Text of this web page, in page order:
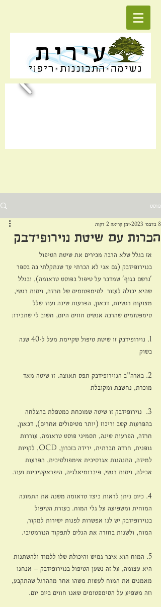
פוסט
הכרות עם שיטת נוירופידבק
8 בדצמ׳ 2023 זמן קריאה 2 דקות
אז בגלל שלא הרבה מכירים את שיטת הטיפול
בנוירופידבק (גם אני לא הכרתי עד שנתקלתי בה בספר
'נרשם בגוף' שמדבר על טיפול בפוסט טראומה), ובגלל
שהיא יכולה לעזור  לסימפטומים של חרדה, ויסות רגשי,
מצוקות רגשיות, דכאון, הפרעות שינה ועוד שלל
סימפטומים שהרבה אנשים חווים היום, חשוב לי שתכירו:
1. נוירופידבק זו שיטת טיפול שקיימת מעל ל-40 שנה
בשוק
2. בארה"ב הנוירופידבק תפס תאוצה. זו שיטה מאד
מוכרת, נחשבת ומקובלת
3.  נוירופידבק זו שיטה שמוכחת כמטפלת בהצלחה
בהפרעות קשב וריכוז (יותר מטיפולים אחרים), דכאון,
חרדה, הפרעות שינה, תסמיני פוסט טראומה, עוררות
גופנית, חרדה חברתית, ירידה בזכרון, OCD, לקויות
למידה, התנהגות אגרסיבית אימפולסיבית, הפרעות
אכילה, ויסות רגשי, פיברומיאלגיה, היפראקטיביות ועוד.
4. כיום ניתן לראות כיצד טראומה משנה את התמונה
המוחית ומשפיעה על גלי המוח. בעזרת הטיפול
בנוירופידבק יש לנו אפשרות לפנות ישירות למקור,
המוח, ולשנות בחזרה את הגלים לתפקוד הנורמטיבי.
5. המוח הוא איבר גמיש והיכולת שלו ללמוד ולהשתנות
היא עצומה, על זה נשען הטיפול בנוירופידבק – אנחנו
מאמנים את המוח לעשות משהו אחר מההרגל שהתקבע,
וזה משפיע על הסימפטומים שאנו חווים ביום יום.